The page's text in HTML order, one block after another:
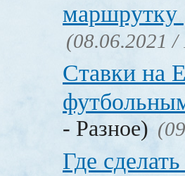
маршрутку
(08.06.2021 /
Ставки на
- Разное)
Где